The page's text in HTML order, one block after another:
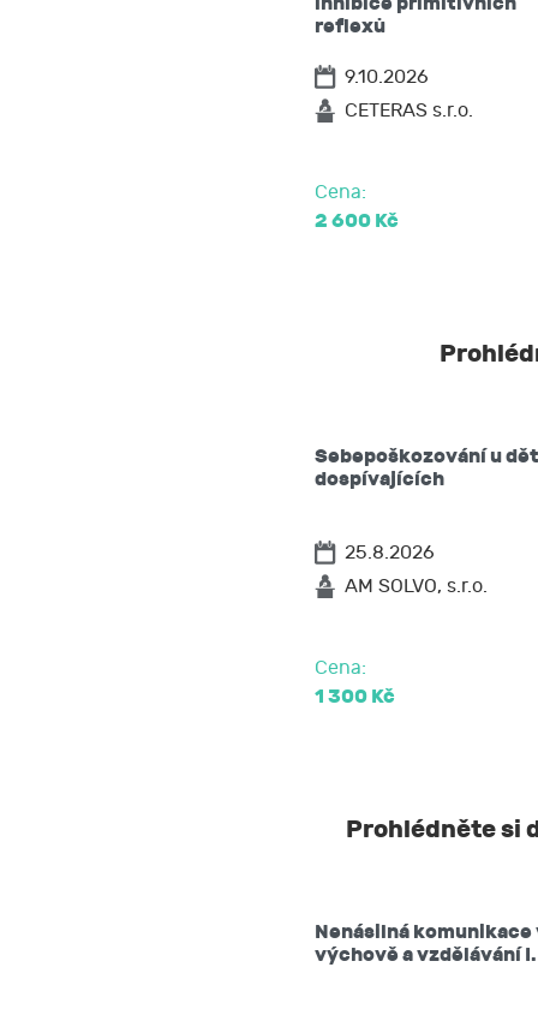
popřípadě
požadovat
reflexů
9.10.2026
CETERAS s.r.o.
Cena:
2 600 Kč
Sebepoškozování u
dospívajících
25.8.2026
AM SOLVO, s.r.o.
Cena:
1 300 Kč
Prohlédněte si
Nenásilná komunikace
výchově a vzdělávání I.